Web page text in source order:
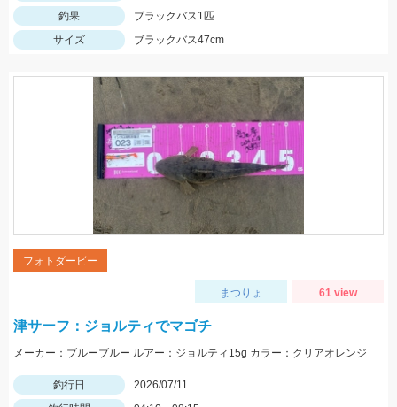
釣果
ブラックバス1匹
サイズ
ブラックバス47cm
フォトダービー
まつりょ 61 view
津サーフ：ジョルティでマゴチ
メーカー：ブルーブルー ルアー：ジョルティ15g カラー：クリアオレンジ
釣行日
2026/07/11